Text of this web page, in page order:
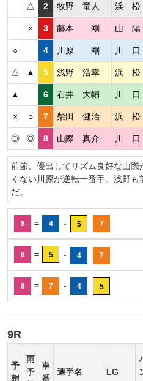
△ 2 牧野 竜人 浜 松
× 3 藤本 剛 山 陽
○ 4 川原 剛 川 口
△ ▲ 5 浅野 浩幸 浜 松
▲ 6 石井 大輔 川 口
× ○ 7 柴田 健治 浜 松
◎ ◎ 8 山際 真介 川 口
前節、優出してリズム良好な山
くない川原が逆転一番手。浅野
だ。
8 = 4 - 5 7
8 = 5 - 4 7
8 = 7 - 4 5
9R
予
想
雨
予
車
番
選手名 LG